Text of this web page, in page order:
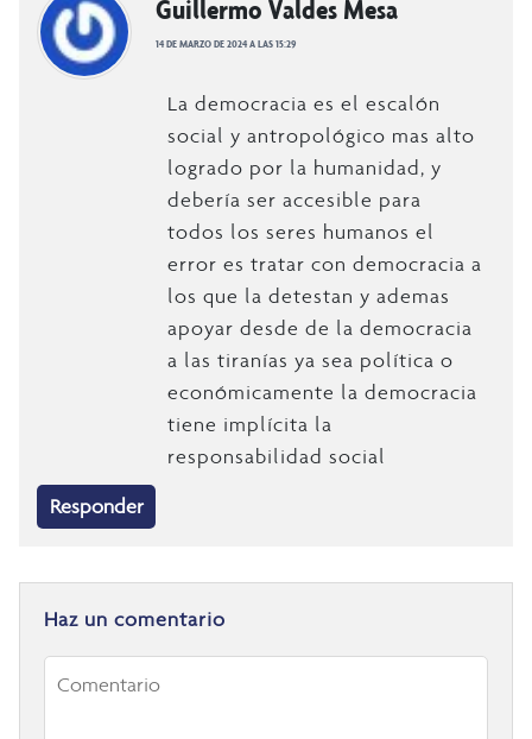
Guillermo Valdes Mesa
14 DE MARZO DE 2024 A LAS 15:29
La democracia es el escalón
social y antropológico mas alto
logrado por la humanidad, y
debería ser accesible para
todos los seres humanos el
error es tratar con democracia a
los que la detestan y ademas
apoyar desde de la democracia
a las tiranías ya sea política o
económicamente la democracia
tiene implícita la
responsabilidad social
Responder
Haz un comentario